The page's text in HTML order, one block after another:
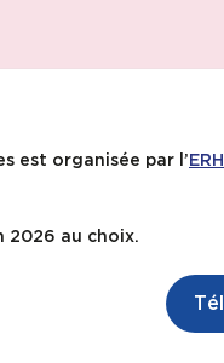
est organisée par l’
2026 au choix.